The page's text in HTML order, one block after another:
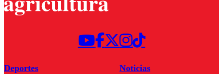
Deportes
Noticias